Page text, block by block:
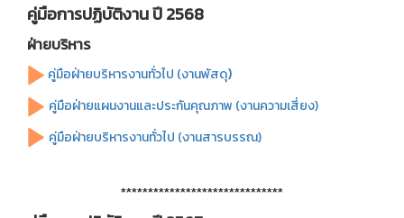
คู่มือการปฏิบัติงานปี 2568
ฝ่ายบริหาร
คู่มือฝ่ายบริหารงานทั่วไป (งานพัสดุ)
คู่มือฝ่ายแผนงานและประกันคุณภาพ (งานความเสี่ยง)
คู่มือฝ่ายบริหารงานทั่วไป (งานสารบรรณ)
******************************